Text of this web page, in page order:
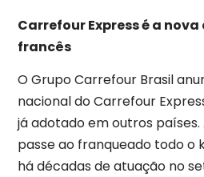
Carrefour Express é a
francês
O Grupo Carrefour Brasil
nacional do Carrefour
já adotado em outros países.
passe ao franqueado todo o
há décadas de atuação no